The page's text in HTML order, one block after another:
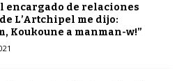
encargado de relaciones
L’Artchipel me dijo:
Koukoune a manman-w!”